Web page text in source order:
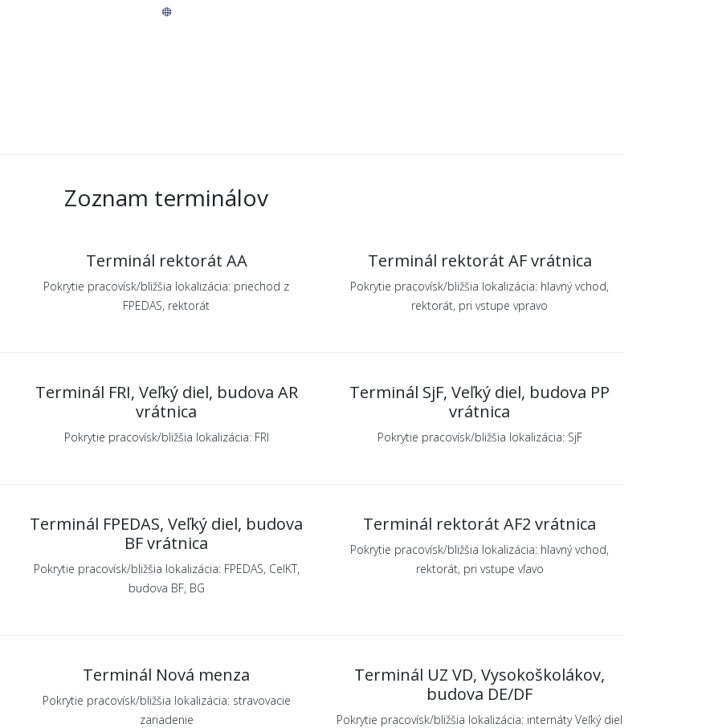
Zoznam terminálov
Terminál rektorát AA
Pokrytie pracovísk/bližšia lokalizácia: priechod z
FPEDAS, rektorát
Terminál rektorát AF vrátnica
Pokrytie pracovísk/bližšia lokalizácia: hlavný vchod,
rektorát, pri vstupe vpravo
Terminál FRI, Veľký diel, budova AR
vrátnica
Pokrytie pracovísk/bližšia lokalizácia: FRI
Terminál SjF, Veľký diel, budova PP
vrátnica
Pokrytie pracovísk/bližšia lokalizácia: SjF
Terminál FPEDAS, Veľký diel, budova
BF vrátnica
Pokrytie pracovísk/bližšia lokalizácia: FPEDAS, CeIKT,
budova BF, BG
Terminál rektorát AF2 vrátnica
Pokrytie pracovísk/bližšia lokalizácia: hlavný vchod,
rektorát, pri vstupe vľavo
Terminál Nová menza
Pokrytie pracovísk/bližšia lokalizácia: stravovacie
zariadenie
Terminál UZ VD, Vysokoškolákov,
budova DE/DF
Pokrytie pracovísk/bližšia lokalizácia: internáty Veľký diel